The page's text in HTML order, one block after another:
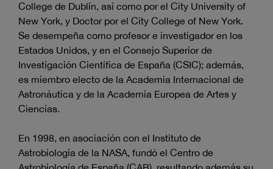
College de Dublín, así como por el City University of
New York, y Doctor por el City College of New York.
Se desempeña como profesor e investigador en los
Estados Unidos, y en el Consejo Superior de
Investigación Científica de España (CSIC); además,
es miembro electo de la Academia Internacional de
Astronáutica y de la Academia Europea de Artes y
Ciencias.
En 1998, en asociación con el Instituto de
Astrobiología de la NASA, fundó el Centro de